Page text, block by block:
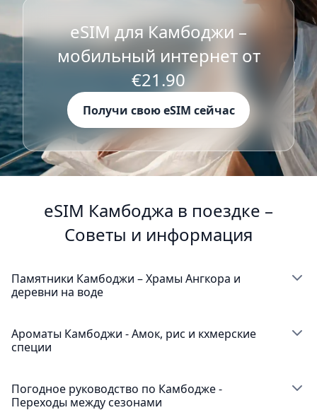
eSIM для Камбоджи –
мобильный интернет от
€21.90
Получи свою eSIM сейчас
eSIM Камбоджа в поездке –
Советы и информация
Памятники Камбоджи – Храмы Ангкора и
деревни на воде
храмового комплекса Ангкор Ват, и твоя eSIM
Камбоджа поможет навигировать по этому объекту
потрясающими фотографиями древней кхмерской
архитектуры. Мобильные данные Пномпень
Ароматы Камбоджи - Амок, рис и кхмерские
специи
впечатления, и твоя eSIM Камбоджа поможет тебе
открыть аутентичные кхмерские рестораны, делясь
Погодное руководство по Камбодже -
Переходы между сезонами